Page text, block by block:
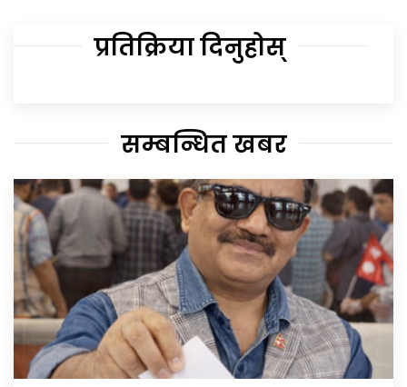
प्रतिक्रिया दिनुहोस्
सम्बन्धित खबर